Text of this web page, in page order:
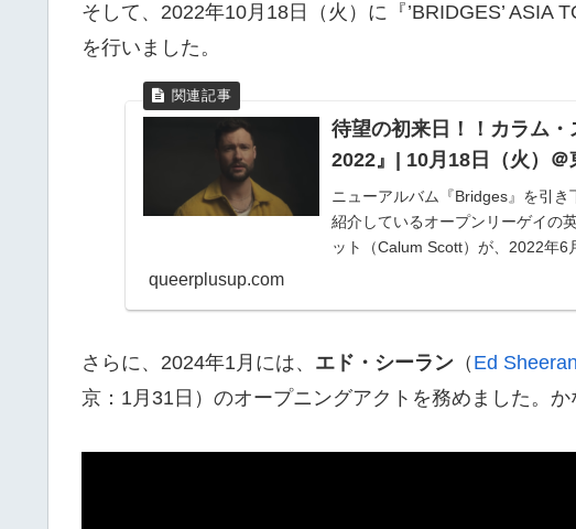
そして、2022年10月18日（火）に『’BRIDGES’ ASIA
を行いました。
待望の初来日！！カラム
2022』| 10月18日（火）＠
ニューアルバム『Bridges』を引
紹介しているオープンリーゲイの
ット（Calum Scott）が、2022年6
queerplusup.com
さらに、2024年1月には、 エド・シーラン （ Ed Sheeran
京：1月31日）のオープニングアクトを務めました。か